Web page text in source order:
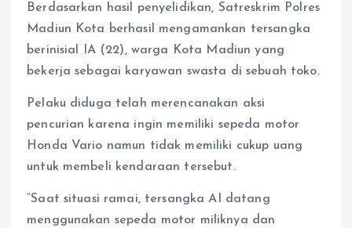
Berdasarkan hasil penyelidikan, Satreskrim Polres
Madiun Kota berhasil mengamankan tersangka
berinisial IA (22), warga Kota Madiun yang
bekerja sebagai karyawan swasta di sebuah toko.
Pelaku diduga telah merencanakan aksi
pencurian karena ingin memiliki sepeda motor
Honda Vario namun tidak memiliki cukup uang
untuk membeli kendaraan tersebut.
“Saat situasi ramai, tersangka AI datang
menggunakan sepeda motor miliknya dan